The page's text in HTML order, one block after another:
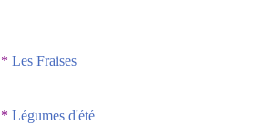
* Les Fraises
* Légumes d'été